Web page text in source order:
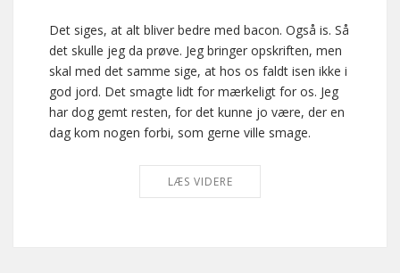
Det siges, at alt bliver bedre med bacon. Også is. Så
det skulle jeg da prøve. Jeg bringer opskriften, men
skal med det samme sige, at hos os faldt isen ikke i
god jord. Det smagte lidt for mærkeligt for os. Jeg
har dog gemt resten, for det kunne jo være, der en
dag kom nogen forbi, som gerne ville smage.
LÆS VIDERE